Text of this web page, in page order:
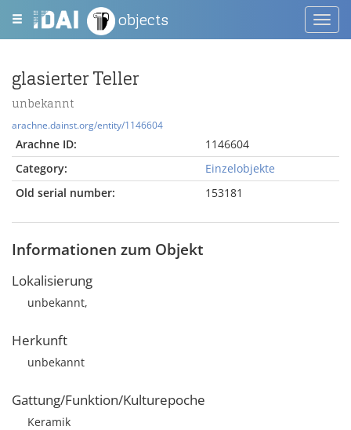
objects
glasierter Teller
unbekannt
arachne.dainst.org/entity/1146604
Arachne ID:
1146604
Category:
Einzelobjekte
Old serial number:
153181
Informationen zum Objekt
Lokalisierung
unbekannt,
Herkunft
unbekannt
Gattung/Funktion/Kulturepoche
Keramik